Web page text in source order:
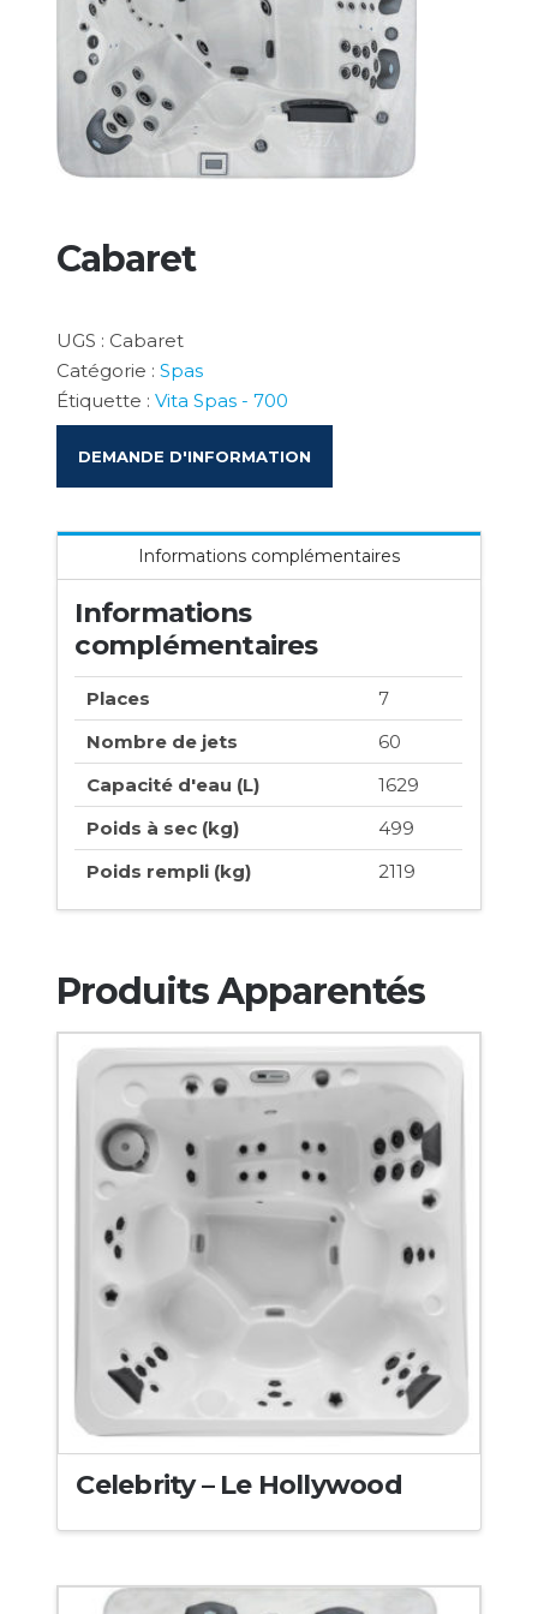
Cabaret
UGS : Cabaret
Catégorie :Spas
Étiquette :Vita Spas - 700
DEMANDE D'INFORMATION
Informations complémentaires
Informations
complémentaires
Places
7
Nombre de jets
60
Capacité d'eau (L)
1629
Poids à sec (kg)
499
Poids rempli (kg)
2119
Produits Apparentés
Celebrity – Le Hollywood